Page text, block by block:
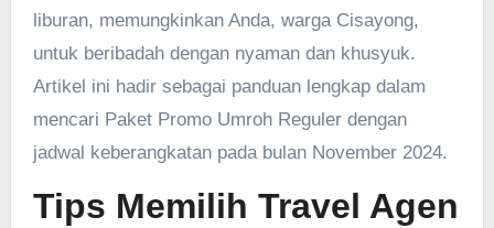
liburan, memungkinkan Anda, warga Cisayong,
untuk beribadah dengan nyaman dan khusyuk.
Artikel ini hadir sebagai panduan lengkap dalam
mencari Paket Promo Umroh Reguler dengan
jadwal keberangkatan pada bulan November 2024.
Tips Memilih Travel Agen